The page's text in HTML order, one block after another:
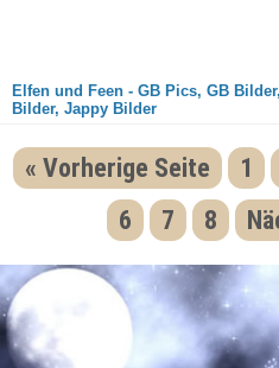
Elfen und Feen - GB Pics, GB
Bilder, Jappy Bilder
« Vorherige Seite 1
6
7 8